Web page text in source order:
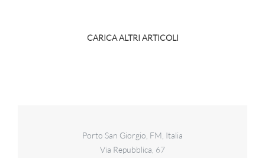
CARICA ALTRI ARTICOLI
Porto San Giorgio, FM, Italia
Via Repubblica, 67